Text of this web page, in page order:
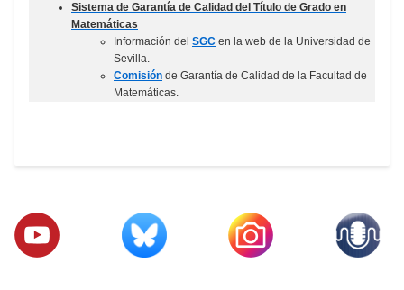
Sistema de Garantía de Calidad del Título de Grado en
Matemáticas
Información del SGC en la web de la Universidad de
Sevilla.
Comisión de Garantía de Calidad de la Facultad de
Matemáticas.